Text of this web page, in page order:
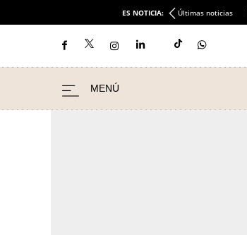
ES NOTICIA: Últimas noticias